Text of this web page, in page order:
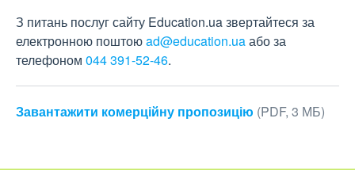
З питань послуг сайту Education.ua звертайтеся за
електронною поштоюad@education.uaабо за
телефоном 044 391-52-46.
Завантажити комерційну пропозицію (PDF, 3 МБ)